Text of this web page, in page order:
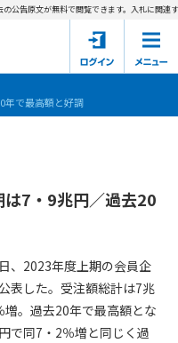
告原文が無料で閲覧できます。入札に関連す
年で最高額と好調
7・9兆円／過去20
、2023年度上期の会員企
表した。受注額総計は7兆
。過去20年で最高額とな
で同7・2％増と同じく過
定めるものです。
載するルールは本規約の